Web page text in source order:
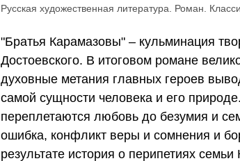
"Братья Карамазовы" – кульминация
Достоевского. В итоговом романе
духовные метания главных героев
самой сущности человека и его
переплетаются любовь до безумия и
ошибка, конфликт веры и сомнения и
результате история о перипетиях
Русская художественная литература. Роман.